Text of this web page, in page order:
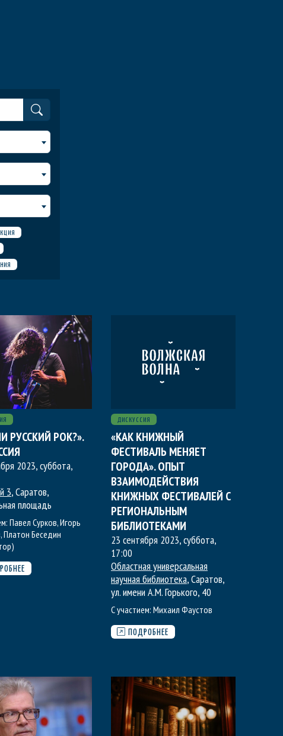
РУССКИЙ РОК?».
2023, суббота,
3, Саратов,
площадь
Павел Сурков,Игорь
,Платон Беседин
ДИСКУССИЯ
«КАК КНИЖНЫЙ
ФЕСТИВАЛЬ МЕНЯЕТ
ГОРОДА». ОПЫТ
ВЗАИМОДЕЙСТВИЯ
КНИЖНЫХ ФЕСТИВАЛЕЙ С
РЕГИОНАЛЬНЫМ
БИБЛИОТЕКАМИ
23 сентября 2023, суббота,
17:00
Областная универсальная
научная библиотека, Саратов,
ул. имени А.М. Горького, 40
С участием: Михаил Фаустов
ПОДРОБНЕЕ